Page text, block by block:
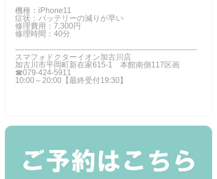
機種：iPhone11
症状：バッテリーの減りが早い
修理費用：7,300円
修理時間：40分
---------------------------------------------------------------------------
スマフォドクターイオン加古川店
加古川市平岡町新在家615-1 本館南側117区画
☎079-424-5911
10:00～20:00【最終受付19:30】